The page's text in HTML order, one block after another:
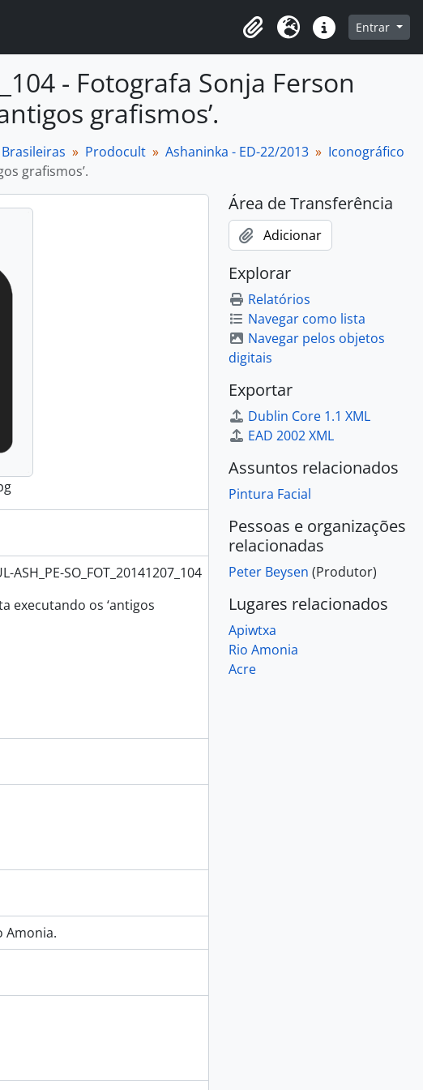
Área de Transferência
Idioma Atalhos Entrar
- Fotografa Sonja Ferson
grafismos’.
Prodocult Ashaninka - ED-22/2013
Iconográfico
grafismos’.
ASH_PE-SO_FOT_20141207_104
executando os ‘antigos
Amonia.
Área de Transferência
Adicionar
Explorar
Relatórios
Navegar como lista
Navegar pelos objetos
digitais
Exportar
Dublin Core 1.1 XML
EAD 2002 XML
Assuntos relacionados
Pintura Facial
Pessoas e organizações
relacionadas
Peter Beysen (Produtor)
Lugares relacionados
Apiwtxa
Rio Amonia
Acre